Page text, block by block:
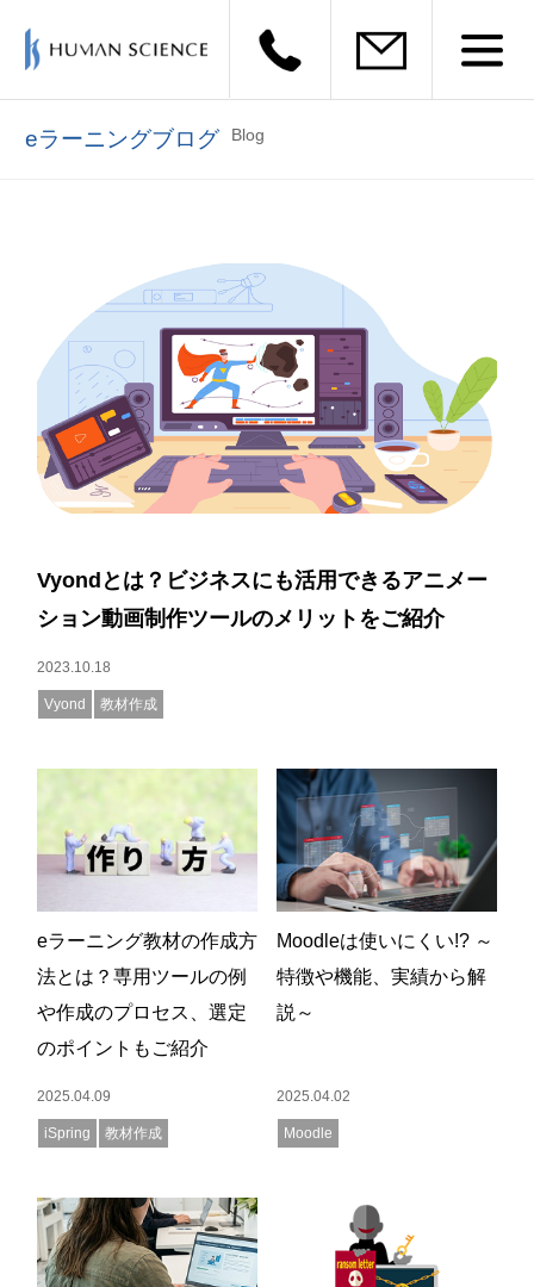
eラーニングブログ Blog
Vyondとは？ビジネスにも活用できるアニメー
ション動画制作ツールのメリットをご紹介
2023.10.18
Vyond 教材作成
eラーニング教材の作成方
法とは？専用ツールの例
や作成のプロセス、選定
のポイントもご紹介
2025.04.09
iSpring 教材作成
Moodleは使いにくい!? ～
特徴や機能、実績から解
説～
2025.04.02
Moodle